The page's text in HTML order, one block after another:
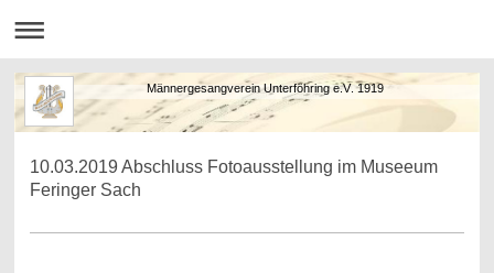
Männergesangverein Unterföhring e.V. 1919
10.03.2019 Abschluss Fotoausstellung im Museeum
Feringer Sach